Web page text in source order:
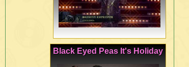
Black Eyed Peas It's Holiday